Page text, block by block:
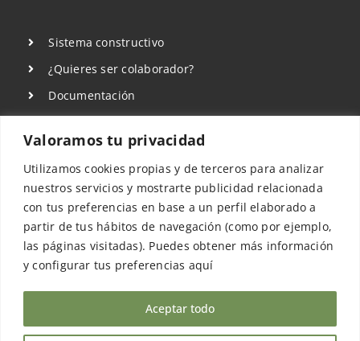
Valoramos tu privacidad
Utilizamos cookies propias y de terceros para analizar
nuestros servicios y mostrarte publicidad relacionada
con tus preferencias en base a un perfil elaborado a
partir de tus hábitos de navegación (como por ejemplo,
las páginas visitadas). Puedes obtener más información
y configurar tus preferencias aquí
Aceptar todo
Sistema constructivo
¿Quieres ser colaborador?
Documentación
Aviso Legal
Política de privacidad
Política de Cookies
©COPYRIGHT 2022 - 2026 | Sismo Building
Technology Spain